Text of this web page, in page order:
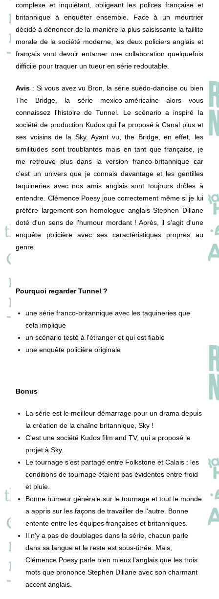
complexe et inquiétant, obligeant les polices française et
britannique à enquêter ensemble. Face à un meurtrier
décidé à dénoncer de la manière la plus saisissante la faillite
morale de la société moderne, les deux policiers anglais et
français vont devoir entamer une collaboration quelquefois
difficile pour traquer un tueur en série redoutable.
Avis : Si vous avez vu Bron, la série suédo-danoise ou bien
The Bridge, la série mexico-américaine alors vous
connaissez l'histoire de Tunnel. Le scénario a inspiré la
société de production Kudos qui l'a proposé à Canal plus et
ses voisins de la Sky. Ayant vu, the Bridge, en effet, les
similitudes sont troublantes mais en tant que française, je
me retrouve plus dans la version franco-britannique car
c'est un univers que je connais davantage et les gentilles
taquineries avec nos amis anglais sont toujours drôles à
entendre. Clémence Poesy joue correctement même si je lui
préfère largement son homologue anglais Stephen Dillane
doté d'un sens de l'humour mordant ! Après, il s'agit d'une
enquête policière avec ses caractèristiques propres au
genre.
Pourquoi regarder Tunnel ?
une série franco-britannique avec les taquineries que
cela implique
un scénario testé à l'étranger et qui est fiable
une enquête policière originale
Bonus
La série est le meilleur démarrage pour un drama depuis
la création de la chaîne britannique, Sky !
C'est une société Kudos film and TV, qui a proposé le
projet à Sky.
Le tournage s'est partagé entre Folkstone et Calais : les
conditions de tournage étaient pas évidentes entre froid
et pluie.
Bonne humeur générale sur le tournage et tout le monde
a appris sur les façons de travailler de l'autre. Bonne
entente entre les équipes françaises et britanniques.
Il n'y a pas de doublages dans la série, chacun parle
dans sa langue et le reste est sous-titrée. Mais,
Clémence Poesy parle bien mieux l'anglais que les trois
mots que prononce Stephen Dillane avec son charmant
accent anglais.